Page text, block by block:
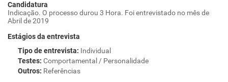
Candidatura
Indicação. O processo durou 3 Hora. Foi entrevistado no mês de
Abril de 2019
Estágios da entrevista
Tipo de entrevista: Individual
Testes: Comportamental / Personalidade
Outros: Referências